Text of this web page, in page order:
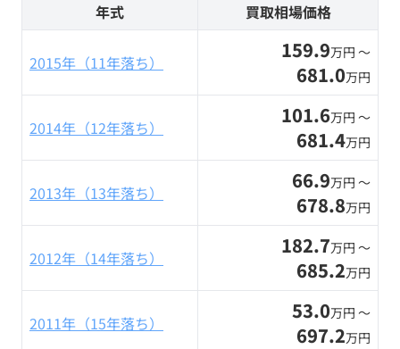
年式 買取相場価格
2015年（11年落ち） 159.9万円 〜
681.0万円
2014年（12年落ち） 101.6万円 〜
681.4万円
2013年（13年落ち） 66.9万円 〜
678.8万円
2012年（14年落ち） 182.7万円 〜
685.2万円
2011年（15年落ち） 53.0万円 〜
697.2万円